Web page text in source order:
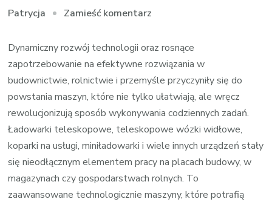
Patrycja Zamieść komentarz
Koparki
na
usługi
–
zastosowanie
w
małych
i
dużych
projektach.
Dynamiczny rozwój technologii oraz rosnące
zapotrzebowanie na efektywne rozwiązania w
budownictwie, rolnictwie i przemyśle przyczyniły się do
powstania maszyn, które nie tylko ułatwiają, ale wręcz
rewolucjonizują sposób wykonywania codziennych zadań.
Ładowarki teleskopowe, teleskopowe wózki widłowe,
koparki na usługi, miniładowarki i wiele innych urządzeń stały
się nieodłącznym elementem pracy na placach budowy, w
magazynach czy gospodarstwach rolnych. To
zaawansowane technologicznie maszyny, które potrafią